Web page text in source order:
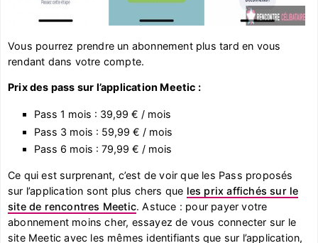
Vous pourrez prendre un abonnement plus tard en vous
rendant dans votre compte.
Prix des pass sur l’application Meetic :
Pass 1 mois : 39,99 € / mois
Pass 3 mois : 59,99 € / mois
Pass 6 mois : 79,99 € / mois
Ce qui est surprenant, c’est de voir que les Pass proposés
sur l’application sont plus chers que les prix affichés sur le
site de rencontres Meetic. Astuce : pour payer votre
abonnement moins cher, essayez de vous connecter sur le
site Meetic avec les mêmes identifiants que sur l’application,